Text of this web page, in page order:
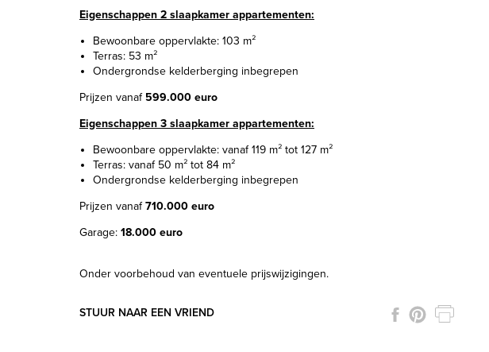
Eigenschappen 2 slaapkamer appartementen:
Bewoonbare oppervlakte: 103 m²
Terras: 53 m²
Ondergrondse kelderberging inbegrepen
Prijzen vanaf599.000 euro
Eigenschappen 3 slaapkamer appartementen:
Bewoonbare oppervlakte: vanaf 119 m² tot 127 m²
Terras: vanaf 50 m² tot 84 m²
Ondergrondse kelderberging inbegrepen
Prijzen vanaf710.000 euro
Garage: 18.000 euro
Onder voorbehoud van eventuele prijswijzigingen.
STUUR NAAR EEN VRIEND